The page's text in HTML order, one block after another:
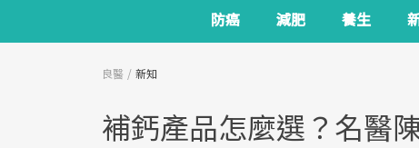
防癌 減肥 養生
良醫 新知
補鈣產品怎麼選？名醫